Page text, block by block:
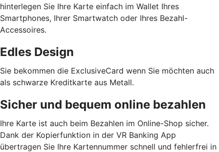
hinterlegen Sie Ihre Karte einfach im Wallet Ihres
Smartphones, Ihrer Smartwatch oder Ihres Bezahl-
Accessoires.
Edles Design
Sie bekommen die ExclusiveCard wenn Sie möchten auch
als schwarze Kreditkarte aus Metall.
Sicher und bequem online bezahlen
Ihre Karte ist auch beim Bezahlen im Online-Shop sicher.
Dank der Kopierfunktion in der VR Banking App
übertragen Sie Ihre Kartennummer schnell und fehlerfrei in